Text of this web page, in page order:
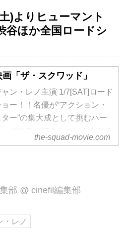
)よりヒューマント
谷ほか全国ロードシ
画「ザ・スクワッド」
ャン・レノ主演 1/7[SAT]ロード
ョー！！名優が“アクション・
ター”の集大成として挑むハー
、伝説の刑事ーーその捜査は、
the-squad-movie.com
部 @ cinefil編集部
・レノ